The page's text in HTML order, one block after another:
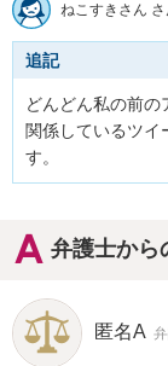
ねこすきさん さ
追記
どんどん私の前の
関係しているツイ
す。
弁護士から
匿名A